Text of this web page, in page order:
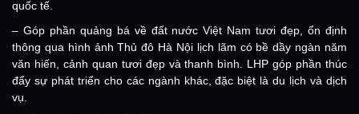
quốc tế.
– Góp phần quảng bá về đất nước Việt Nam tươi đẹp, ổn định
thông qua hình ảnh Thủ đô Hà Nội lịch lãm có bề dầy ngàn năm
văn hiến, cảnh quan tươi đẹp và thanh bình. LHP góp phần thúc
đẩy sự phát triển cho các ngành khác, đặc biệt là du lịch và dịch
vụ.